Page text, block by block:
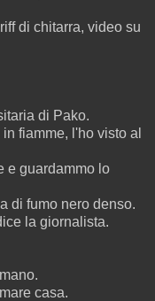
di chitarra, video su
di Pako.
fiamme, l'ho visto al
e guardammo lo
di fumo nero denso.
la giornalista.
casa.